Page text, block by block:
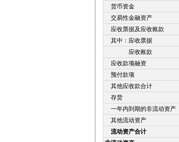
货币资金
交易性金融资产
应收票据及应收账款
其中：应收票据
应收账款
应收款项融资
预付款项
其他应收款合计
存货
一年内到期的非流动资产
其他流动资产
流动资产合计